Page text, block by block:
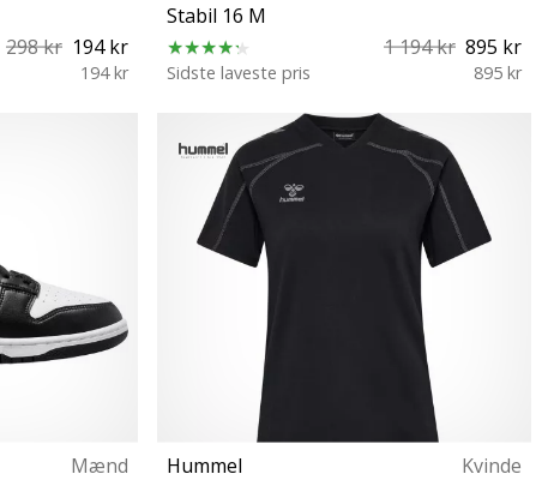
298 kr 194 kr
194 kr
Stabil 16 M
1 194 kr 895 kr
Sidste laveste pris 895 kr
48 48⅔
Mænd
Hummel
Kvinde